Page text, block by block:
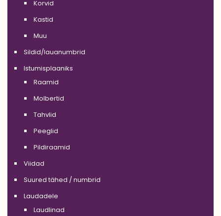
Korvid
Kastid
Muu
Sildid/lauanumbrid
Istumisplaaniks
Raamid
Molbertid
Tahvlid
Peeglid
Pildiraamid
Viidad
Suured tähed / numbrid
Laudadele
Laudlinad